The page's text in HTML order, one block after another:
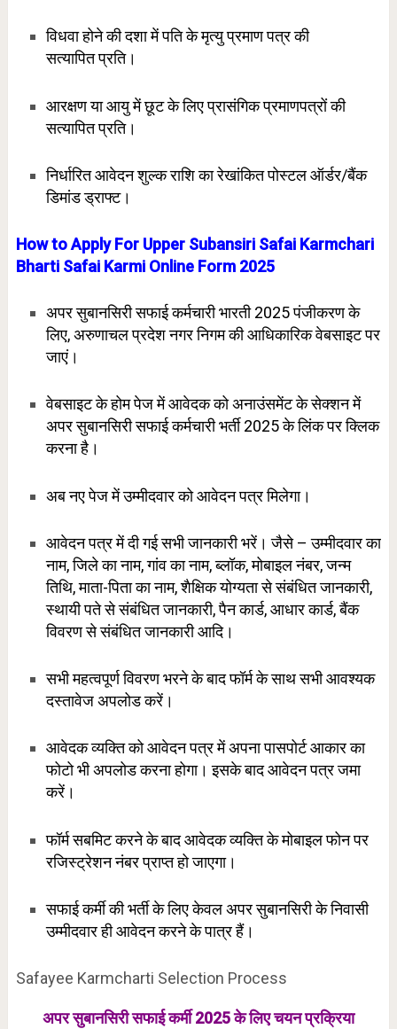
विधवा होने की दशा में पति के मृत्यु प्रमाण पत्र की
सत्यापितप्रति।
आरक्षण या आयु में छूट के लिए प्रासंगिक प्रमाणपत्रों की
सत्यापित प्रति।
निर्धारित आवेदन शुल्क राशि का रेखांकित पोस्टल ऑर्डर/बैंक
डिमांड ड्राफ्ट।
How to Apply For Upper Subansiri Safai Karmchari
Bharti Safai Karmi Online Form 2025
अपर सुबानसिरी सफाई कर्मचारी भारती 2025 पंजीकरण के
लिए, अरुणाचल प्रदेश नगर निगम की आधिकारिक वेबसाइट पर
जाएं।
वेबसाइट के होम पेज में आवेदक को अनाउंसमेंट के सेक्शन में
अपर सुबानसिरी सफाई कर्मचारी भर्ती 2025 के लिंक पर क्लिक
करना है।
अब नए पेज में उम्मीदवार को आवेदन पत्र मिलेगा।
आवेदन पत्र में दी गई सभी जानकारी भरें। जैसे – उम्मीदवार का
नाम, जिले का नाम, गांव का नाम, ब्लॉक, मोबाइल नंबर, जन्म
तिथि, माता-पिता का नाम, शैक्षिक योग्यता से संबंधित जानकारी,
स्थायी पते से संबंधित जानकारी, पैन कार्ड, आधार कार्ड, बैंक
विवरण से संबंधित जानकारी आदि।
सभी महत्वपूर्ण विवरण भरने के बाद फॉर्म के साथ सभी आवश्यक
दस्तावेज अपलोड करें।
आवेदक व्यक्ति को आवेदन पत्र में अपना पासपोर्ट आकार का
फोटो भी अपलोड करना होगा। इसके बाद आवेदन पत्र जमा
करें।
फॉर्म सबमिट करने के बाद आवेदक व्यक्ति के मोबाइल फोन पर
रजिस्ट्रेशन नंबर प्राप्त हो जाएगा।
सफाई कर्मी की भर्ती के लिए केवल अपर सुबानसिरी के निवासी
उम्मीदवार ही आवेदन करने के पात्र हैं।
Safayee Karmcharti Selection Process
अपर सुबानसिरी सफाई कर्मी 2025 के लिए चयन प्रक्रिया